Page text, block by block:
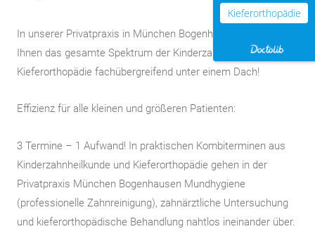
In unserer Privatpraxis in München Bogenhausen bieten wir
Ihnen das gesamte Spektrum der Kinderzahnheilkunde und
Kieferorthopädie fachübergreifend unter einem Dach!
Effizienz für alle kleinen und größeren Patienten:
3 Termine – 1 Aufwand! In praktischen Kombiterminen aus
Kinderzahnheilkunde und Kieferorthopädie gehen in der
Privatpraxis München Bogenhausen Mundhygiene
(professionelle Zahnreinigung), zahnärztliche Untersuchung
und kieferorthopädische Behandlung nahtlos ineinander über.
Kieferorthopädie